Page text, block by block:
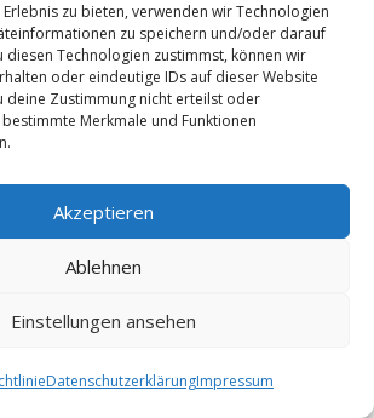
zu bieten, verwenden wir Technologien
zu speichern und/oder darauf
diesen Technologien zustimmst, können wir
oder eindeutige IDs auf dieser Website
deine Zustimmung nicht erteilst oder
Merkmale und Funktionen
Akzeptieren
Ablehnen
Einstellungen ansehen
DatenschutzerklärungImpressum
(13.7 km)
(13.7 km)
(14.02 km)
(14.47 km)